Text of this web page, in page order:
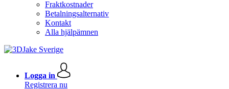
Fraktkostnader
Betalningsalternativ
Kontakt
Alla hjälpämnen
Logga in
Registrera nu